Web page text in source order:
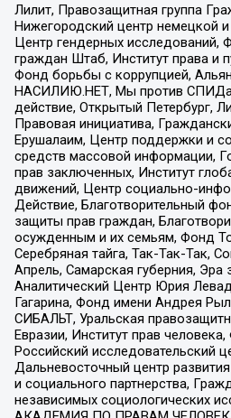
Лилит, Правозащитная группа
Нижегородский центр немецкой
Центр гендерных исследований,
граждан Штаб, Институт права и
Фонд борьбы с коррупцией,
НАСИЛИЮ.НЕТ, Мы против СПИДа,
действие, Открытый Петербург,
Правовая инициатива,
Ерушалаим, Центр поддержки и
средств массовой информации,
прав заключенных, Институт
движений, Центр социально-
Действие, Благотворительный
защиты прав граждан,
осужденным и их семьям, Фонд
Серебряная тайга, Так-Так-Так,
Апрель, Самарская губерния,
Аналитический Центр Юрия
Гагарина, Фонд имени Андрея
СИБАЛЬТ, Уральская
Евразии, Институт прав
Российский исследовательский
Дальневосточный центр
и социального партнерства,
независимых социологических